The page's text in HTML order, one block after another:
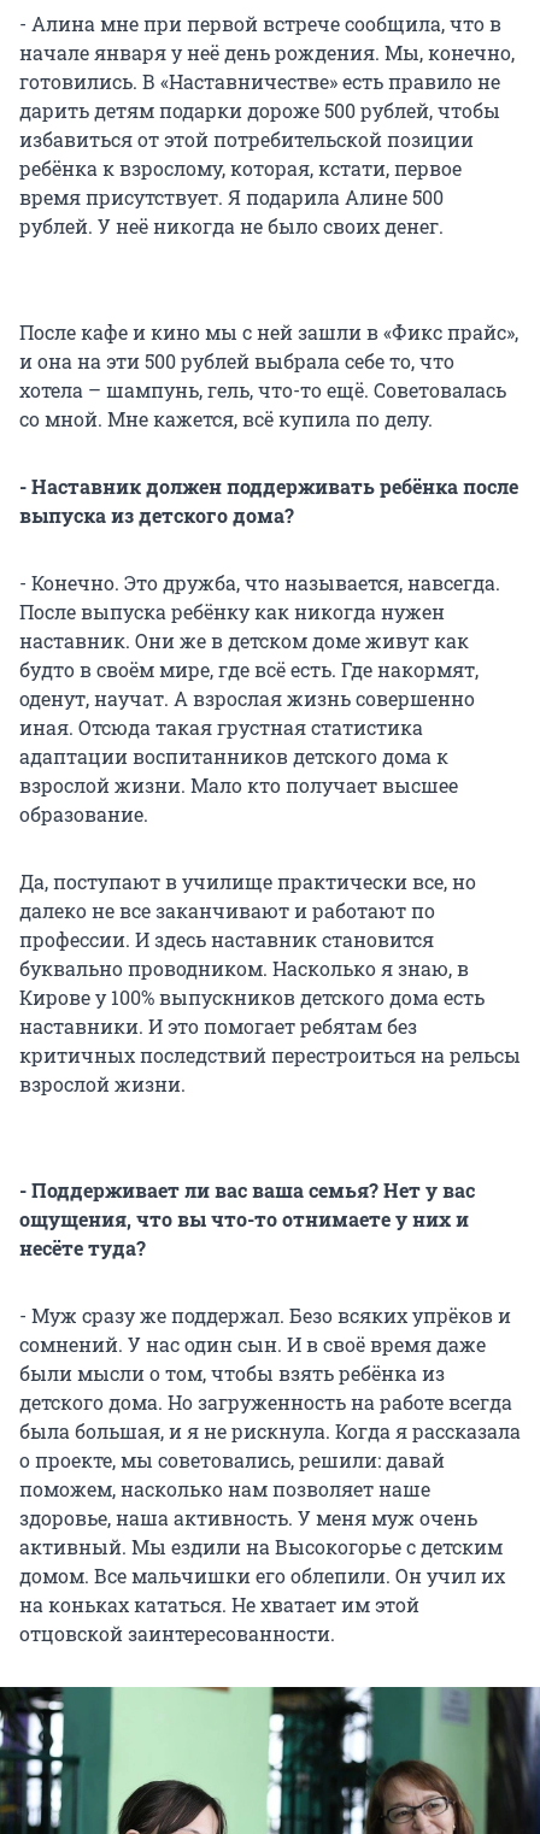
- Алина мне при первой встрече сообщила, что в
начале января у неё день рождения. Мы, конечно,
готовились. В «Наставничестве» есть правило не
дарить детям подарки дороже 500 рублей, чтобы
избавиться от этой потребительской позиции
ребёнка к взрослому, которая, кстати, первое
время присутствует. Я подарила Алине 500
рублей. У неё никогда не было своих денег.
После кафе и кино мы с ней зашли в «Фикс прайс»,
и она на эти 500 рублей выбрала себе то, что
хотела – шампунь, гель, что-то ещё. Советовалась
со мной. Мне кажется, всё купила по делу.
- Наставник должен поддерживать ребёнка после
выпуска из детского дома?
- Конечно. Это дружба, что называется, навсегда.
После выпуска ребёнку как никогда нужен
наставник. Они же в детском доме живут как
будто в своём мире, где всё есть. Где накормят,
оденут, научат. А взрослая жизнь совершенно
иная. Отсюда такая грустная статистика
адаптации воспитанников детского дома к
взрослой жизни. Мало кто получает высшее
образование.
Да, поступают в училище практически все, но
далеко не все заканчивают и работают по
профессии. И здесь наставник становится
буквально проводником. Насколько я знаю, в
Кирове у 100% выпускников детского дома есть
наставники. И это помогает ребятам без
критичных последствий перестроиться на рельсы
взрослой жизни.
- Поддерживает ли вас ваша семья? Нет у вас
ощущения, что вы что-то отнимаете у них и
несёте туда?
- Муж сразу же поддержал. Безо всяких упрёков и
сомнений. У нас один сын. И в своё время даже
были мысли о том, чтобы взять ребёнка из
детского дома. Но загруженность на работе всегда
была большая, и я не рискнула. Когда я рассказала
о проекте, мы советовались, решили: давай
поможем, насколько нам позволяет наше
здоровье, наша активность. У меня муж очень
активный. Мы ездили на Высокогорье с детским
домом. Все мальчишки его облепили. Он учил их
на коньках кататься. Не хватает им этой
отцовской заинтересованности.